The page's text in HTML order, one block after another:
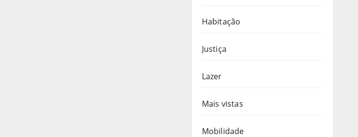
Habitação
Justiça
Lazer
Mais vistas
Mobilidade